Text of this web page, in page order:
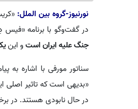
نورنیوز-گروه بین الملل:
در گفت‌وگو با برنامه
جنگ علیه ایران استو این
سناتور مورفی با اشاره به
«بدیهی است که تاثیر اصلی